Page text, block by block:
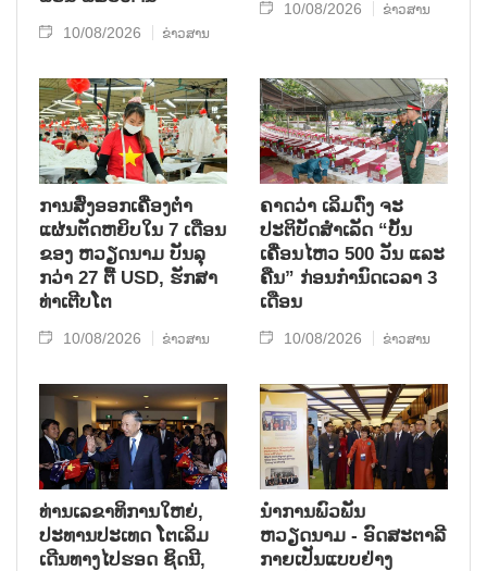
10/08/2026 ຂ່າວສານ
10/08/2026 ຂ່າວສານ
ການສົ່ງອອກເຄື່ອງຕ່ຳ
ແຜ່ນຕັດຫຍິບໃນ 7 ເດືອນ
ຂອງ ຫວຽດນາມ ບັນລຸ
ກວ່າ 27 ຕື້ USD, ຮັກສາ
ທ່າເຕີບໂຕ
10/08/2026 ຂ່າວສານ
ຄາດວ່າ ເລິມດົ່ງ ຈະ
ປະຕິບັດສຳເລັດ “ບັ້ນ
ເຄື່ອນໄຫວ 500 ວັນ ແລະ
ຄືນ” ກ່ອນກຳນົດເວລາ 3
ເດືອນ
10/08/2026 ຂ່າວສານ
ທ່ານເລຂາທິການໃຫຍ່,
ປະທານປະເທດ ໂຕເລິມ
ເດີນທາງໄປຮອດ ຊິດນີ,
ນຳການພົວພັນ
ຫວຽດນາມ - ອົດສະຕາລີ
ກາຍເປັນແບບຢ່າງ